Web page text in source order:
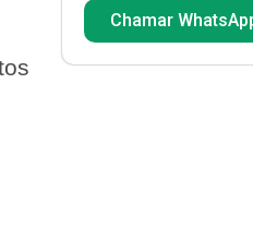
Chamar